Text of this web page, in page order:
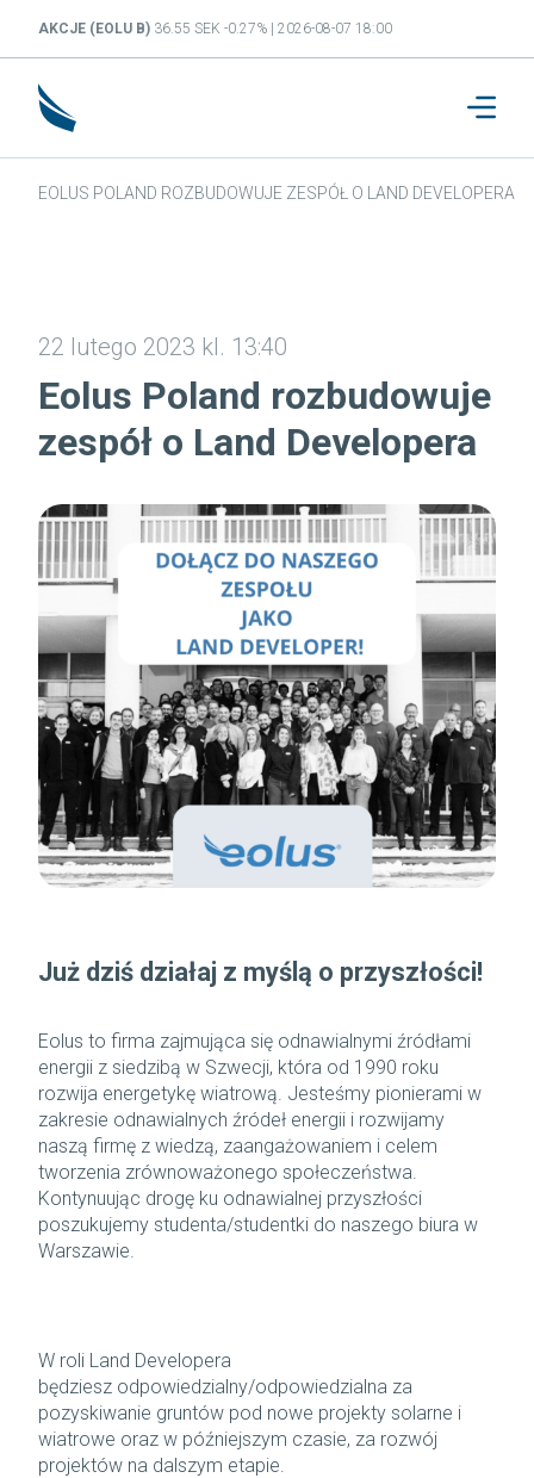
AKCJE (EOLU B) 36.55 SEK -0.27% | 2026-08-07 18:00
EOLUS POLAND ROZBUDOWUJE ZESPÓŁ O LAND DEVELOPERA
22 lutego 2023 kl. 13:40
Eolus Poland rozbudowuje
zespół o Land Developera
Już dziś działaj z myślą o przyszłości!
Eolus to firma zajmująca się odnawialnymi źródłami
energii z siedzibą w Szwecji, która od 1990 roku
rozwija energetykę wiatrową. Jesteśmy pionierami w
zakresie odnawialnych źródeł energii i rozwijamy
naszą firmę z wiedzą, zaangażowaniem i celem
tworzenia zrównoważonego społeczeństwa.
Kontynuując drogę ku odnawialnej przyszłości
poszukujemy studenta/studentki do naszego biura w
Warszawie.
W roli Land Developera
będziesz odpowiedzialny/odpowiedzialna za
pozyskiwanie gruntów pod nowe projekty solarne i
wiatrowe oraz w późniejszym czasie, za rozwój
projektów na dalszym etapie.